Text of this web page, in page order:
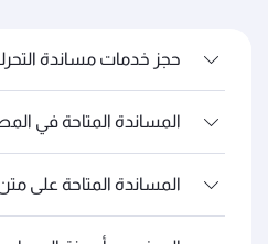
حجز خدمات مساندة
المساندة المتاحة في
المساندة المتاحة على